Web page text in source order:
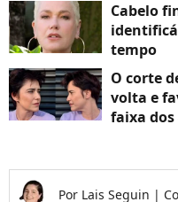
Cabelo
tempo
O corte
volta e
faixa dos
Por Lais Seguin |